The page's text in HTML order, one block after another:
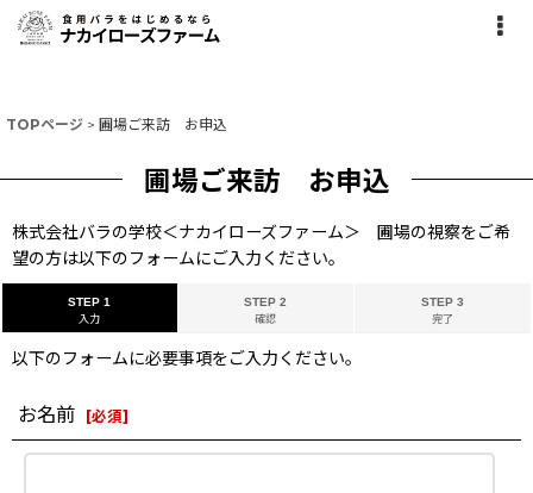
TOPページ > 圃場ご来訪 お申込
圃場ご来訪 お申込
株式会社バラの学校＜ナカイローズファーム＞ 圃場の視察をご希
望の方は以下のフォームにご入力ください。
STEP 1
入力
STEP 2
確認
STEP 3
完了
以下のフォームに必要事項をご入力ください。
お名前 [必須]